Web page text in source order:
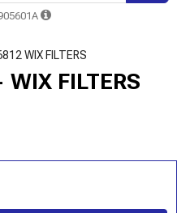
WIX FILTERS
FILTERS